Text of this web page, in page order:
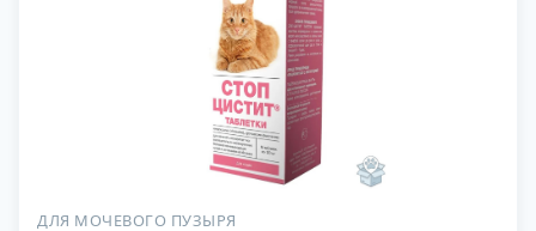
ДЛЯ МОЧЕВОГО ПУЗЫРЯ